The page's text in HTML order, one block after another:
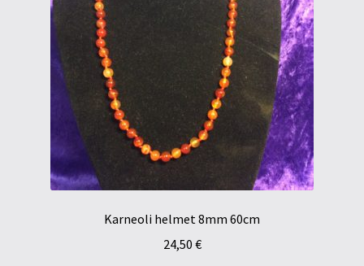
Karneoli helmet 8mm 60cm
24,50 €